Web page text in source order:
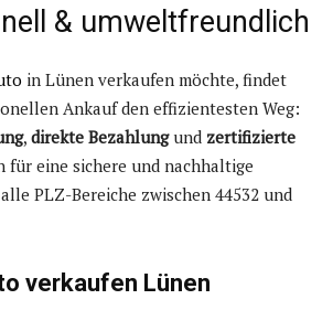
& umweltfreundlich
in Lünen verkaufen möchte, findet
Ankauf den effizientesten Weg:
, direkte Bezahlungund zertifizierte
für eine sichere und nachhaltige
PLZ-Bereiche zwischen 44532 und
verkaufen Lünen